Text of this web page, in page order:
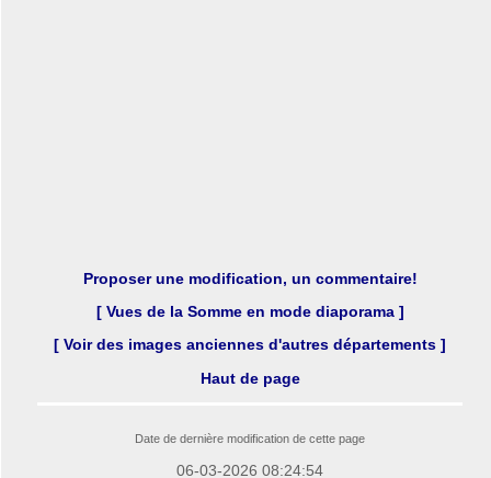
Proposer une modification, un commentaire!
[ Vues de la Somme en mode diaporama ]
[ Voir des images anciennes d'autres départements ]
Haut de page
Date de dernière modification de cette page
06-03-2026 08:24:54